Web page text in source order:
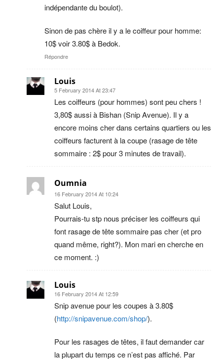
indépendante du boulot).
Sinon de pas chère il y a le coiffeur pour homme:
10$ voir 3.80$ à Bedok.
Répondre
Louis
5 February 2014 At 23:47
Les coiffeurs (pour hommes) sont peu chers !
3,80$ aussi à Bishan (Snip Avenue). Il y a
encore moins cher dans certains quartiers ou les
coiffeurs facturent à la coupe (rasage de tête
sommaire : 2$ pour 3 minutes de travail).
Oumnia
16 February 2014 At 10:24
Salut Louis,
Pourrais-tu stp nous préciser les coiffeurs qui
font rasage de tête sommaire pas cher (et pro
quand même, right?). Mon mari en cherche en
ce moment. :)
Louis
16 February 2014 At 12:59
Snip avenue pour les coupes à 3.80$
(http://snipavenue.com/shop/).
Pour les rasages de têtes, il faut demander car
la plupart du temps ce n’est pas affiché. Par